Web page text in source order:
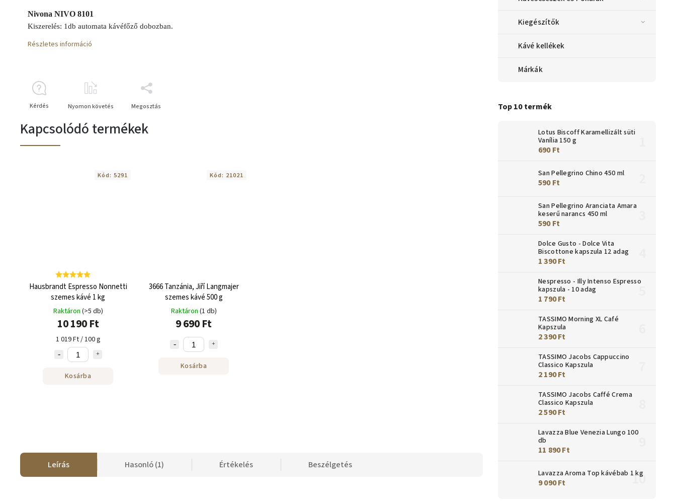
Kiegészítők
Kávé kellékek
Márkák
Top 10 termék
Lotus Biscoff Karamellizált süti
Vanília 150 g
690 Ft
San Pellegrino Chino 450 ml
590 Ft
San Pellegrino Aranciata Amara
keserű narancs 450 ml
590 Ft
Dolce Gusto - Dolce Vita
Biscottone kapszula 12 adag
1 390 Ft
Nespresso - Illy Intenso Espresso
kapszula - 10 adag
1 790 Ft
TASSIMO Morning XL Café
Kapszula
2 390 Ft
TASSIMO Jacobs Cappuccino
Classico Kapszula
2 190 Ft
TASSIMO Jacobs Caffé Crema
Classico Kapszula
2 590 Ft
Lavazza Blue Venezia Lungo 100
db
11 890 Ft
Lavazza Aroma Top kávébab 1 kg
9 090 Ft
Nivona NIVO 8101
Kiszerelés: 1db automata kávéfőző dobozban.
Részletes információ
Kérdés Nyomon követés Megosztás
Kapcsolódó termékek
Hausbrandt Espresso Nonnetti
szemes kávé 1 kg
Raktáron (>5 db)
10 190 Ft
1 019 Ft / 100 g
Kosárba
Kód: 5291
3666 Tanzánia, Jiří Langmajer
szemes kávé 500 g
Raktáron (1 db)
9 690 Ft
Kosárba
Kód: 21021
Leírás Hasonló (1) Értékelés Beszélgetés